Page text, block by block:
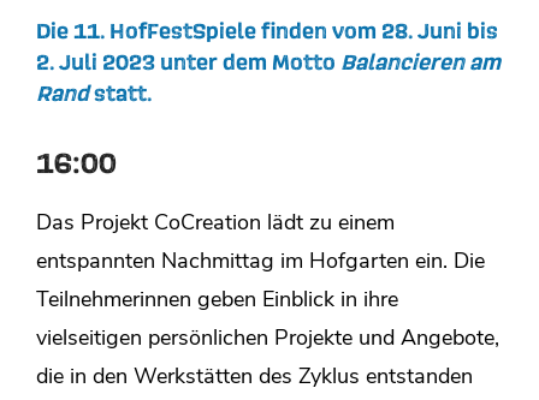
Die 11. HofFestSpiele finden vom 28. Juni bis
2. Juli 2023 unter dem Motto Balancieren am
Randstatt.
16:00
Das Projekt CoCreation lädt zu einem
entspannten Nachmittag im Hofgarten ein. Die
Teilnehmerinnen geben Einblick in ihre
vielseitigen persönlichen Projekte und Angebote,
die in den Werkstätten des Zyklus entstanden